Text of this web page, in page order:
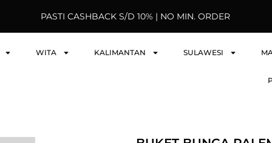
PASTI CASHBACK S/D 10% | NO MIN. ORDER
WITA KALIMANTAN SULAWESI